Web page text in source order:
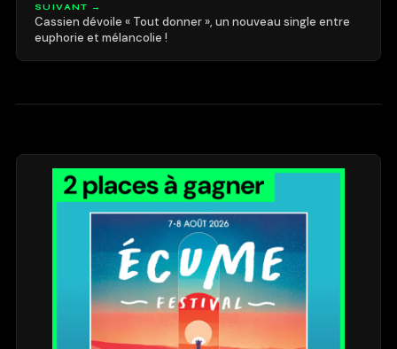
SUIVANT →
Cassien dévoile « Tout donner », un nouveau single entre
euphorie et mélancolie !